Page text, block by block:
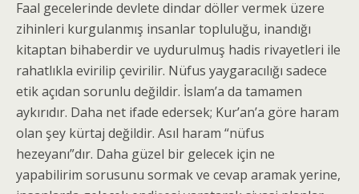
Faal gecelerinde devlete dindar döller vermek üzere
zihinleri kurgulanmış insanlar topluluğu, inandığı
kitaptan bihaberdir ve uydurulmuş hadis rivayetleri ile
rahatlıkla evirilip çevirilir. Nüfus yaygaracılığı sadece
etik açıdan sorunlu değildir. İslam’a da tamamen
aykırıdır. Daha net ifade edersek; Kur’an’a göre haram
olan şey kürtaj değildir. Asıl haram “nüfus
hezeyanı”dır. Daha güzel bir gelecek için ne
yapabilirim sorusunu sormak ve cevap aramak yerine,